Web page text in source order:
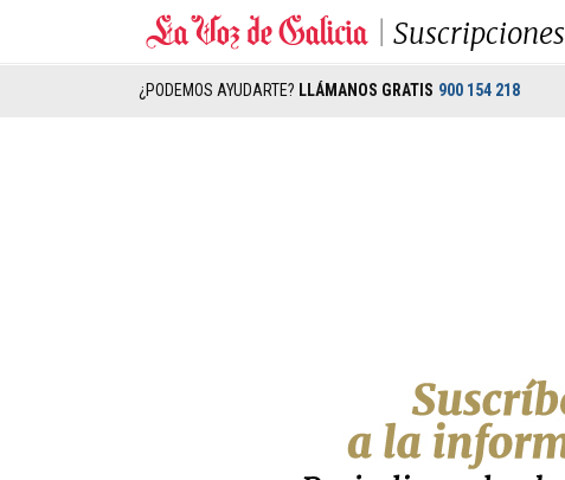
Suscripciones
¿PODEMOS AYUDARTE? LLÁMANOS GRATIS 900 154 218